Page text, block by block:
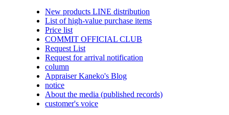
New products LINE distribution
List of high-value purchase items
Price list
COMMIT OFFICIAL CLUB
Request List
Request for arrival notification
column
Appraiser Kaneko's Blog
notice
About the media (published records)
customer's voice